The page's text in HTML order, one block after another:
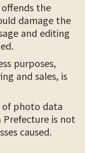
the
damage the
and editing
purposes,
and sales, is
of photo data
Prefecture is not
caused.